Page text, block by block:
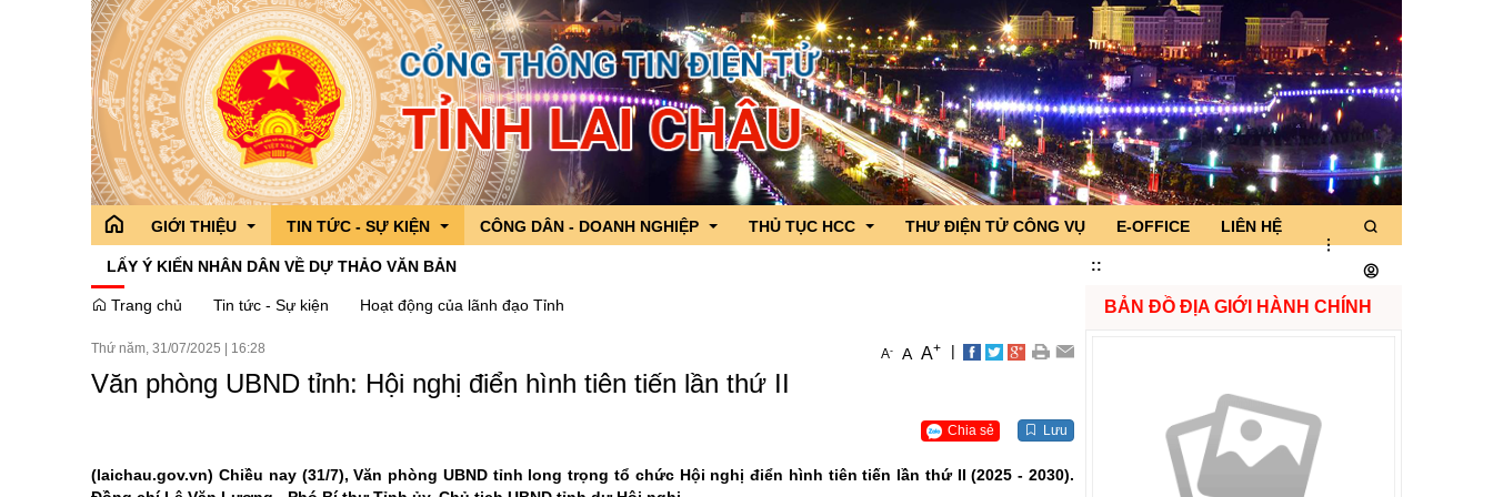
GIỚI THIỆU
Tổ chức bộ máy
Đoàn đại biểu quốc hội tỉnh
Hội đồng nhân dân tỉnh
Ủy ban MTTQ VN tỉnh
Điều kiện tự nhiên
Lịch sử
Danh lam thắng cảnh
TIN TỨC - SỰ KIỆN
Hoạt động của lãnh đạo TỉnhHoạt động của lãnh đạo
Sở,Ban,Ngành - Địa phương
Tin các sở ban ngành
Chuyên đề Giải Diên Hồng lần thứ 4 năm 2026
CÔNG DÂN - DOANH NGHIỆP
Tình hình xuất nhập khẩu qua cửa khẩu
THỦ TỤC HCC
CSDL Quốc gia về TTHC
TTHC nội bộ cơ quan HCNN
THƯ ĐIỆN TỬ CÔNG VỤ E-OFFICE LIÊN HỆ
LẤY Ý KIẾN NHÂN DÂN VỀ DỰ THẢO VĂN BẢN ::
Trang chủ Tin tức - Sự kiện Hoạt động của lãnh đạo Tỉnh
Thứ năm, 31/07/2025 16:28 A- A A+ |
Văn phòng UBND tỉnh: Hội nghị điển hình tiên tiến lần thứ II
Chia sẻ Lưu
(laichau.gov.vn) Chiều nay (31/7), Văn phòng UBND tỉnh long trọng tổ chức Hội nghị điển hình tiên tiến lần thứ II (2025 - 2030).
BẢN ĐỒ ĐỊA GIỚI HÀNH CHÍNH